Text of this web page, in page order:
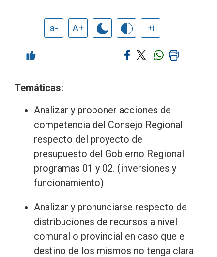
a- A+ +i
Temáticas:
Analizar y proponer acciones de
competencia del Consejo Regional
respecto del proyecto de
presupuesto del Gobierno Regional
programas 01 y 02. (inversiones y
funcionamiento)
Analizar y pronunciarse respecto de
distribuciones de recursos a nivel
comunal o provincial en caso que el
destino de los mismos no tenga clara